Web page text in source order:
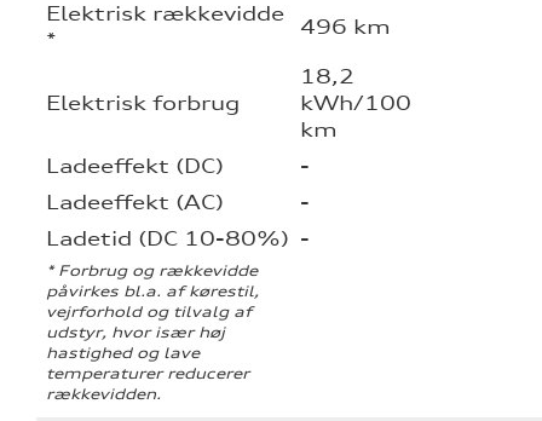
Elektrisk rækkevidde
*
496 km
Elektrisk forbrug
18,2
kWh/100
km
Ladeeffekt (DC)
-
Ladeeffekt (AC)
-
Ladetid (DC 10-80%) -
* Forbrug og rækkevidde
påvirkes bl.a. af kørestil,
vejrforhold og tilvalg af
udstyr, hvor især høj
hastighed og lave
temperaturer reducerer
rækkevidden.